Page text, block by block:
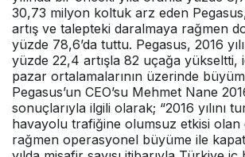
30,73 milyon koltuk arz eden
artış ve talepteki daralmaya rağmen
yüzde 78,6’da tuttu. Pegasus, 2016
yüzde 22,4 artışla 82 uçağa yükseltti,
pazar ortalamalarının üzerinde
Pegasus’un CEO’su Mehmet Nane
sonuçlarıyla ilgili olarak; “2016 yılını
havayolu trafiğine olumsuz etkisi olan
rağmen operasyonel büyüme ile